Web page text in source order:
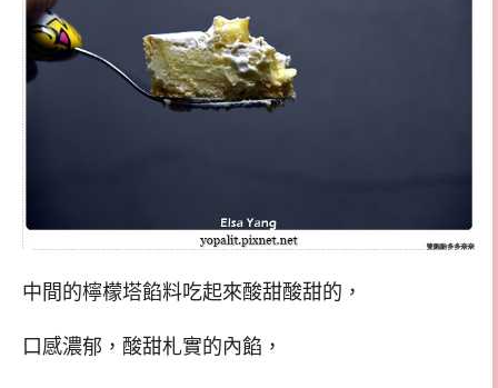
中間的檸檬塔餡料吃起來酸甜酸甜的，
口感濃郁，酸甜札實的內餡，